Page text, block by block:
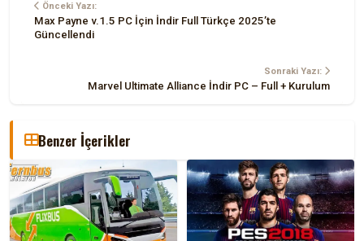
Önceki Yazı:
Max Payne v.1.5 PC İçin İndir Full Türkçe 2025’te
Güncellendi
Sonraki Yazı:
Marvel Ultimate Alliance İndir PC – Full + Kurulum
Benzer İçerikler